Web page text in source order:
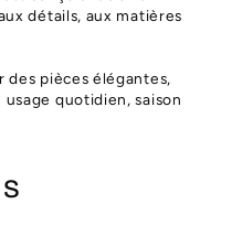
détails, aux matières
pièces élégantes,
quotidien, saison